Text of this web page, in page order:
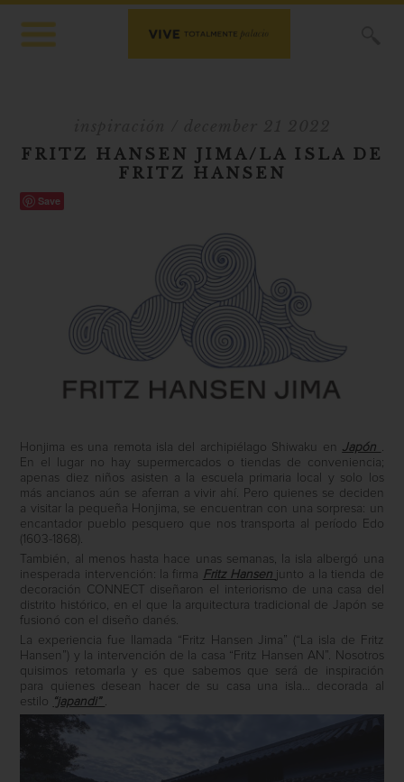
FRITZ HANSEN JIMA/LA ISLA DE
FRITZ HANSEN
Save
Honjima es una remota isla del archipiélago Shiwaku en Japón .
En el lugar no hay supermercados o tiendas de conveniencia;
apenas diez niños asisten a la escuela primaria local y solo los
más ancianos aún se aferran a vivir ahí. Pero quienes se deciden
a visitar la pequeña Honjima, se encuentran con una sorpresa: un
encantador pueblo pesquero que nos transporta al período Edo
(1603-1868).
También, al menos hasta hace unas semanas, la isla albergó una
inesperada intervención: la firma Fritz Hansen junto a la tienda de
decoración CONNECT diseñaron el interiorismo de una casa del
distrito histórico, en el que la arquitectura tradicional de Japón se
fusionó con el diseño danés.
La experiencia fue llamada “Fritz Hansen Jima” (“La isla de Fritz
Hansen”) y la intervención de la casa “Fritz Hansen AN”. Nosotros
quisimos retomarla y es que sabemos que será de inspiración
para quienes desean hacer de su casa una isla… decorada al
estilo “japandi” .